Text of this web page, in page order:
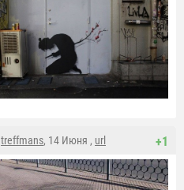
+1
treffmans, 14 Июня , url